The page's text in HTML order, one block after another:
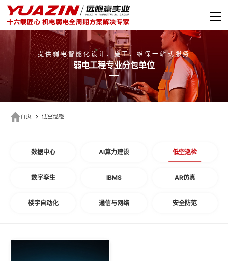
提供弱电智能化设计、施工、维保一站式服务
弱电工程专业分包单位
首页 低空巡检
数据中心 AI算力建设 低空巡检
数字孪生 IBMS AR仿真
楼宇自动化 通信与网络 安全防范